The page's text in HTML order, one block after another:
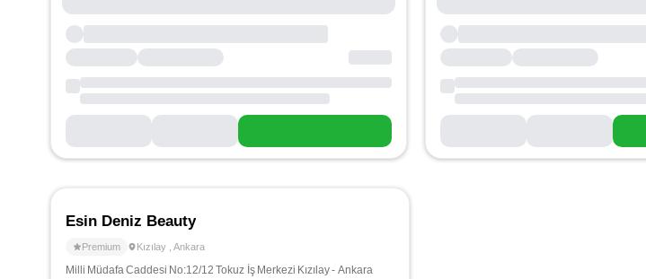
Esin Deniz Beauty
Premium Kızılay Ankara
Milli Müdafa Caddesi No:12/12 Tokuz İş Merkezi Kızılay - Ankara